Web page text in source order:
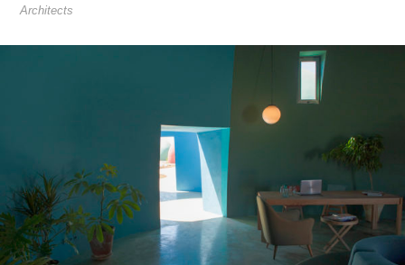
Architects